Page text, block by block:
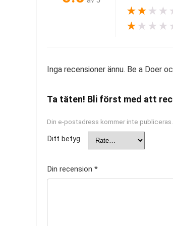
★★ ★ ★
★ ★ ★ ★
Inga recensioner ännu. Be a Doer
Ta täten! Bli först med att
Din e-postadress kommer inte publiceras.
Ditt betyg
Din recension *